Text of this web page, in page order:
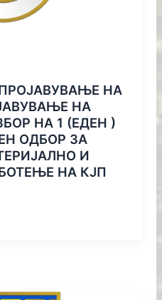
НА
НА
НА 1 (ЕДЕН )
ОДБОР ЗА
И
НА КЈП